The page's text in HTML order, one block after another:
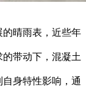
晴雨表，近些年
带动下，混凝土
身特性影响，通